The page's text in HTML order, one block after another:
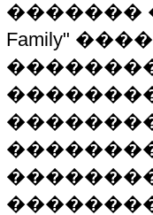
�������
Family"